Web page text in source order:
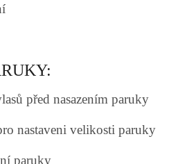
před nasazením paruky
nastaveni velikosti paruky
paruky